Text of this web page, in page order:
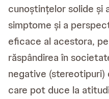
cunoștințelor solide și
simptome și a
eficace al acestora,
răspândirea în
negative (stereotipuri)
care pot duce la